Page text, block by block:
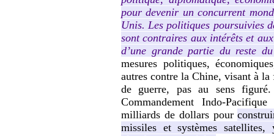
pour devenir un concurrent
Unis. Les politiques poursuivies
sont contraires aux intérêts et
d’une grande partie du reste
mesures politiques,
autres contre la Chine, visant à
de guerre, pas au sens
Commandement Indo-
milliards de dollars pour
missiles et systèmes